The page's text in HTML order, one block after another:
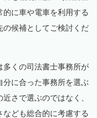
に車や電車を利用する
の候補としてご検討くだ
多くの司法書士事務所が
分に合った事務所を選ぶ
さで選ぶのではなく、
ども総合的に考慮する